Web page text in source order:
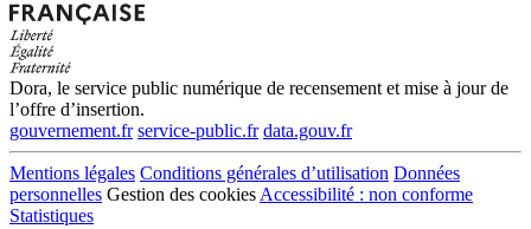
Dora, le service public numérique de recensement et mise à jour de
l’offre d’insertion.
gouvernement.fr service-public.fr data.gouv.fr
Mentions légales Conditions générales d’utilisation Données
personnelles Gestion des cookiesAccessibilité : non conforme
Statistiques